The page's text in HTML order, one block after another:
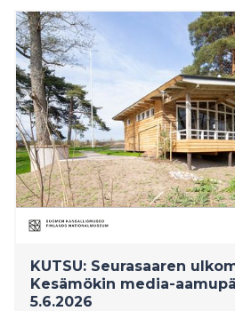
KUTSU: Seurasaaren
Kesämökin media-
5.6.2026